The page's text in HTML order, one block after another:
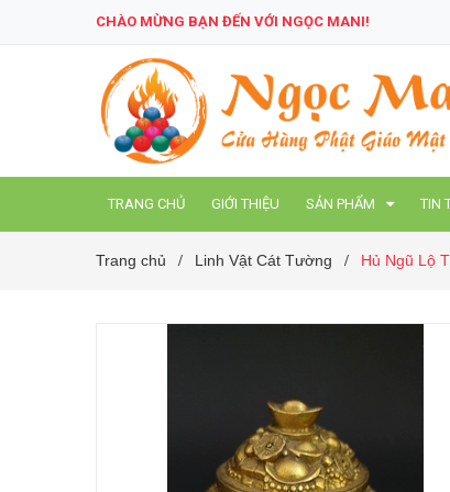
CHÀO MỪNG BẠN ĐẾN VỚI NGỌC MANI!
TRANG CHỦ GIỚI THIỆU SẢN PHẨM TIN
Trang chủ / Linh Vật Cát Tường / Hủ Ngũ Lộ